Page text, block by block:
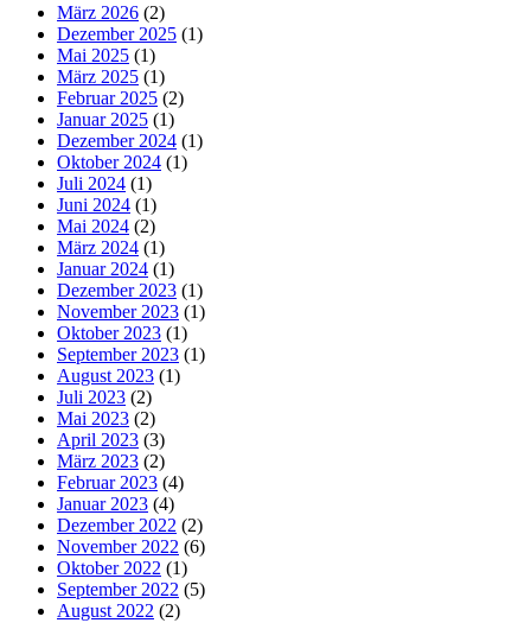
März 2026 (2)
Dezember 2025 (1)
Mai 2025 (1)
März 2025 (1)
Februar 2025 (2)
Januar 2025 (1)
Dezember 2024 (1)
Oktober 2024 (1)
Juli 2024 (1)
Juni 2024 (1)
Mai 2024 (2)
März 2024 (1)
Januar 2024 (1)
Dezember 2023 (1)
November 2023 (1)
Oktober 2023 (1)
September 2023 (1)
August 2023 (1)
Juli 2023 (2)
Mai 2023 (2)
April 2023 (3)
März 2023 (2)
Februar 2023 (4)
Januar 2023 (4)
Dezember 2022 (2)
November 2022 (6)
Oktober 2022 (1)
September 2022 (5)
August 2022 (2)